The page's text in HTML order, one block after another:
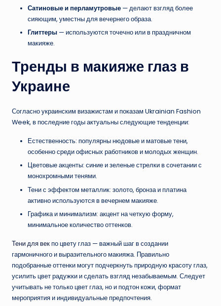
Сатиновые и перламутровые — делают взгляд более
сияющим, уместны для вечернего образа.
Глиттеры — используются точечно или в праздничном
макияже.
Тренды в макияже глаз в
Украине
Согласно украинским визажистам и показам Ukrainian Fashion
Week, в последние годы актуальны следующие тенденции:
Естественность: популярны нюдовые и матовые тени,
особенно среди офисных работников и молодых женщин.
Цветовые акценты: синие и зеленые стрелки в сочетании с
монохромными тенями.
Тени с эффектом металлик: золото, бронза и платина
активно используются в вечернем макияже.
Графика и минимализм: акцент на четкую форму,
минимальное количество оттенков.
Тени для векпо цвету глаз — важный шаг в создании
гармоничного и выразительного макияжа. Правильно
подобранные оттенки могут подчеркнуть природную красоту глаз,
усилить цвет радужки и сделать взгляд незабываемым. Следует
учитывать не только цвет глаз, но и подтон кожи, формат
мероприятия и индивидуальные предпочтения.